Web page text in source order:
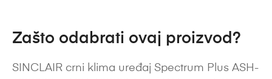
Zašto odabrati ovaj proizvod?
SINCLAIR crni klima uređaj Spectrum Plus ASH-